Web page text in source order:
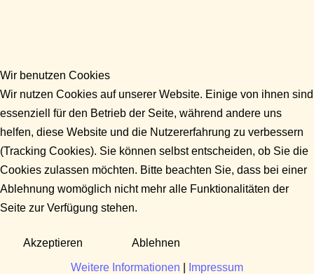
Wir benutzen Cookies
Wir nutzen Cookies auf unserer Website. Einige von ihnen sind
essenziell für den Betrieb der Seite, während andere uns
helfen, diese Website und die Nutzererfahrung zu verbessern
(Tracking Cookies). Sie können selbst entscheiden, ob Sie die
Cookies zulassen möchten. Bitte beachten Sie, dass bei einer
Ablehnung womöglich nicht mehr alle Funktionalitäten der
Seite zur Verfügung stehen.
Akzeptieren Ablehnen
Weitere Informationen Impressum